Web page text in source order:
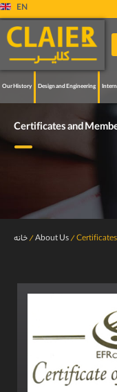
EN
Our History Design and Engineering
Certificates and
خانه/About Us/